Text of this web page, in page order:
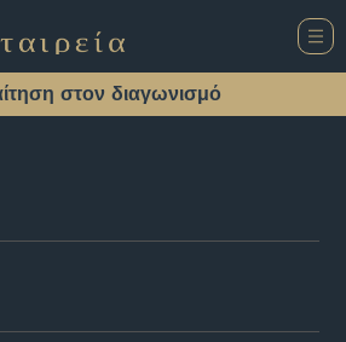
στον διαγωνισμό